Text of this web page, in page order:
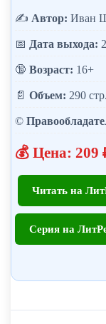
✍️ Автор: Иван
📅 Дата выхода:
🔞 Возраст: 16+
📄 Объем: 290 стр.
©️
💰 Цена: 209
Читать на
Серия на